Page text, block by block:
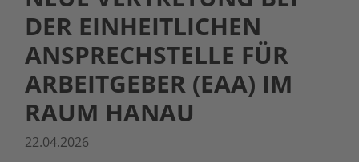
DER EINHEITLICHEN
ANSPRECHSTELLE FÜR
ARBEITGEBER (EAA) IM
RAUM HANAU
22.04.2026